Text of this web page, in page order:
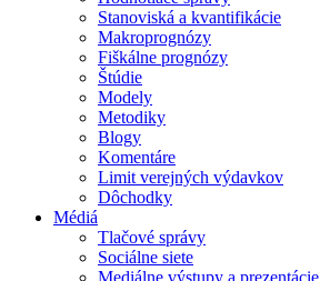
Stanoviská a kvantifikácie
Makroprognózy
Fiškálne prognózy
Štúdie
Modely
Metodiky
Blogy
Komentáre
Limit verejných výdavkov
Dôchodky
Médiá
Tlačové správy
Sociálne siete
Mediálne výstupy a prezentácie